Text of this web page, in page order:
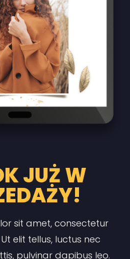
JUŻ W
sit amet, consectetur
elit tellus, luctus nec
pulvinar dapibus leo.